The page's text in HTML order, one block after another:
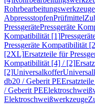
Rohrbearbeitungswerkzeuge
AbpressstopfenPrüfmittel
PressgerätePressgeräte
Kompatibilität [1]
Pressgeräte Kompatibilität
[2XL]Ersatzteile für
Kompatibilität [4] / [2]
[2]Universalkoffer
db20 / Geberit PE
/ Geberit PE
Elektroschweißwerkzeuge